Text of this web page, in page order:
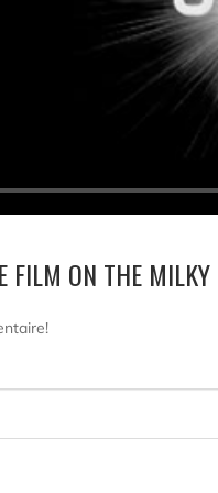
FILM ON THE MILKY